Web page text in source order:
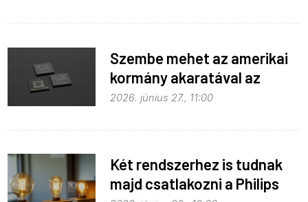
Szembe mehet az amerikai
kormány akaratával az
Apple
2026. június 27., 11:00
Két rendszerhez is tudnak
majd csatlakozni a Philips